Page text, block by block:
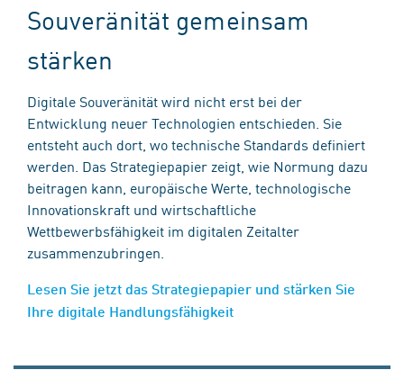
Souveränität gemeinsam
stärken
Digitale Souveränität wird nicht erst bei der
Entwicklung neuer Technologien entschieden. Sie
entsteht auch dort, wo technische Standards definiert
werden. Das Strategiepapier zeigt, wie Normung dazu
beitragen kann, europäische Werte, technologische
Innovationskraft und wirtschaftliche
Wettbewerbsfähigkeit im digitalen Zeitalter
zusammenzubringen.
Lesen Sie jetzt das Strategiepapier und stärken Sie
Ihre digitale Handlungsfähigkeit